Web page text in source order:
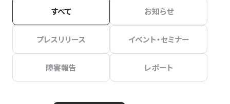
すべて お知らせ
プレスリリース イベント・セミナー
障害報告 レポート